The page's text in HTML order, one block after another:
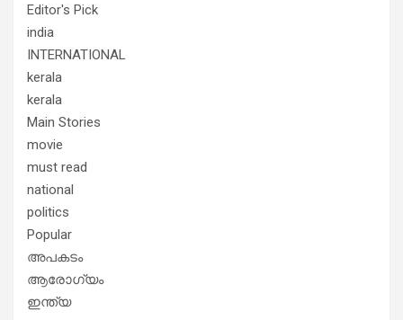
Editor's Pick
india
INTERNATIONAL
kerala
kerala
Main Stories
movie
must read
national
politics
Popular
അപകടം
ആരോഗ്യം
ഇന്ത്യ